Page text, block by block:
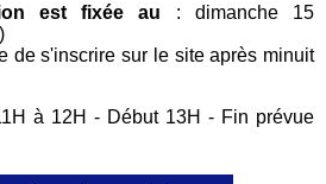
est fixée au : dimanche 15
de s'inscrire sur le site après minuit
à 12H - Début 13H - Fin prévue